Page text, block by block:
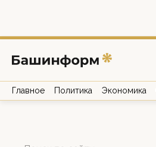
Главное Политика Экономика